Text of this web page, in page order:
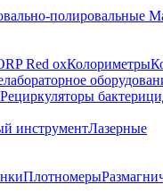
полировальные
Red oxКолориметры
Рециркуляторы
инструментЛазерные
Плотномеры